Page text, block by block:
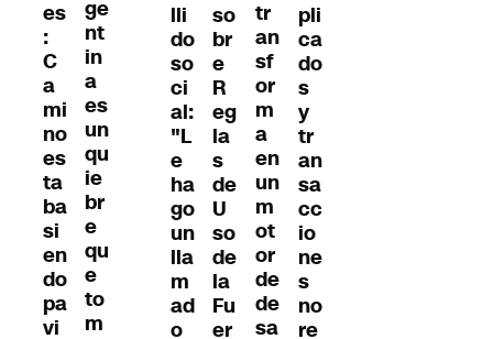
es
:
C
a
mi
no
es
ta
ba
si
en
do
pa
vi
ge
nt
in
a
es
un
qu
ie
br
e
qu
e
to
m
lli
do
so
ci
al:
"L
e
ha
go
un
lla
m
ad
o
so
br
e
R
eg
la
s
de
U
so
de
la
Fu
er
tr
an
sf
or
m
a
en
un
m
ot
or
de
de
sa
pli
ca
do
s
y
tr
an
sa
cc
io
ne
s
no
re